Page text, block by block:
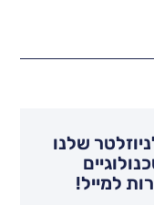
שלנו
למייל!